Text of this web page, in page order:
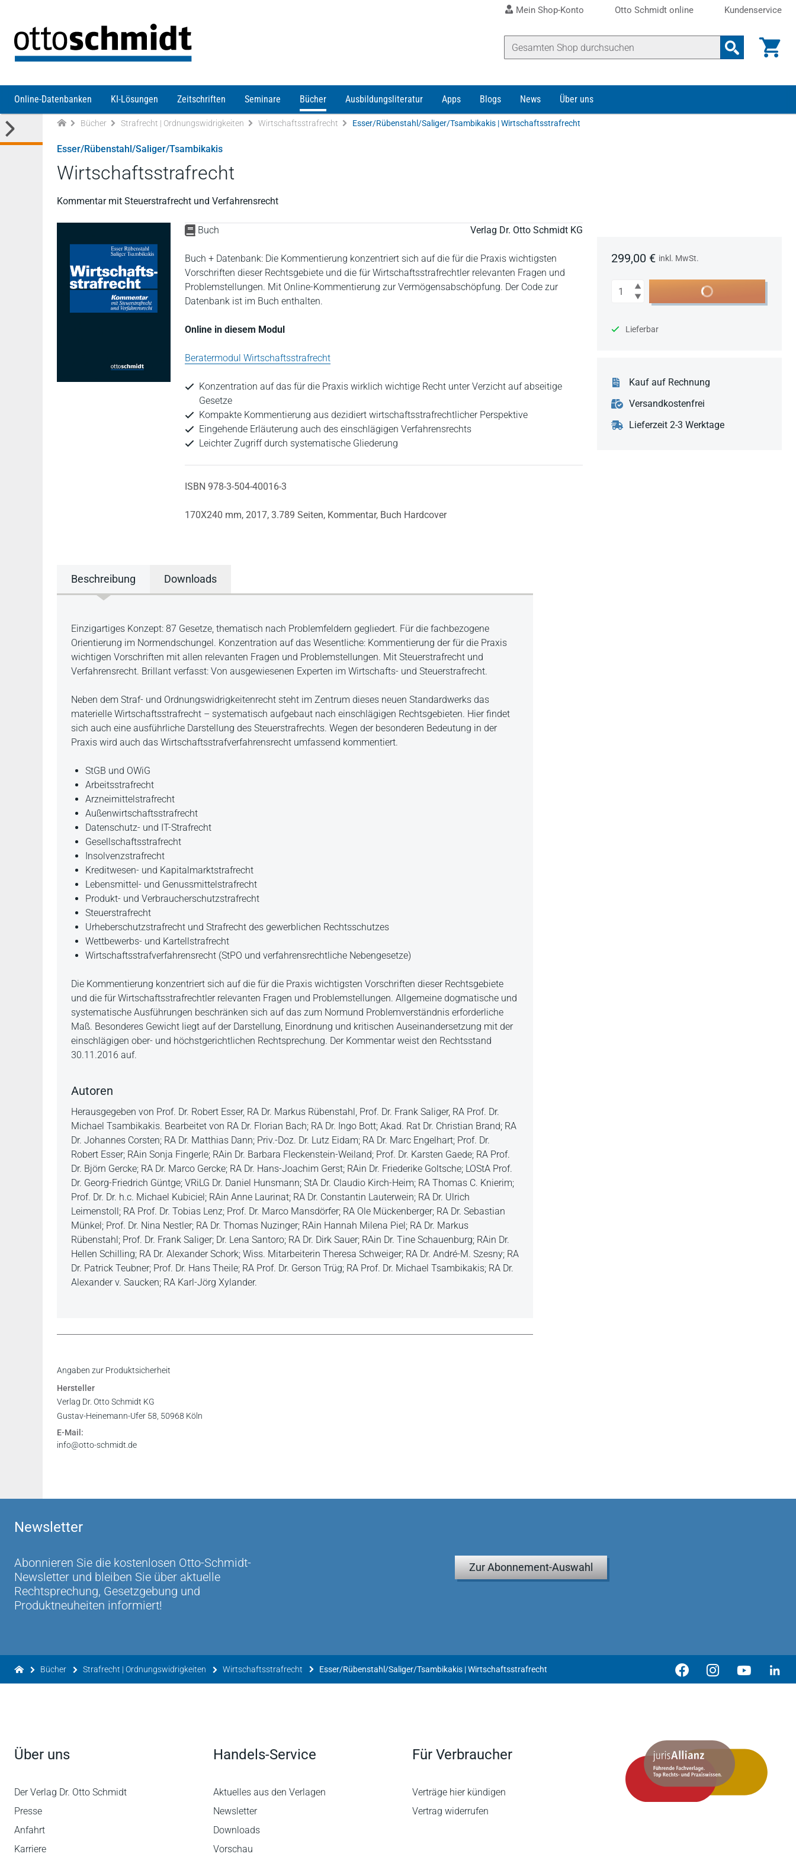
Mein Shop-Konto Otto Schmidt online Kundenservice
Online-Datenbanken KI-Lösungen Zeitschriften Seminare Bücher Ausbildungsliteratur Apps Blogs News Über uns
Bücher Strafrecht | Ordnungswidrigkeiten Wirtschaftsstrafrecht Esser/Rübenstahl/Saliger/Tsambikakis | Wirtschaftsstrafrecht
Esser/Rübenstahl/Saliger/Tsambikakis
Wirtschaftsstrafrecht
Kommentar mit Steuerstrafrecht und Verfahrensrecht
Buch Verlag Dr. Otto Schmidt KG
Buch + Datenbank: Die Kommentierung konzentriert sich auf die für die Praxis wichtigsten
Vorschriften dieser Rechtsgebiete und die für Wirtschaftsstrafrechtler relevanten Fragen und
Problemstellungen. Mit Online-Kommentierung zur Vermögensabschöpfung. Der Code zur
Datenbank ist im Buch enthalten.
Online in diesem Modul
Beratermodul Wirtschaftsstrafrecht
Konzentration auf das für die Praxis wirklich wichtige Recht unter Verzicht auf abseitige
Gesetze
Kompakte Kommentierung aus dezidiert wirtschaftsstrafrechtlicher Perspektive
Eingehende Erläuterung auch des einschlägigen Verfahrensrechts
Leichter Zugriff durch systematische Gliederung
ISBN 978-3-504-40016-3
170X240 mm, 2017, 3.789 Seiten, Kommentar, Buch Hardcover
299,00 € inkl. MwSt.
Anzahl In den Warenkorb
Lieferbar
Kauf auf Rechnung
Versandkostenfrei
Lieferzeit 2-3 Werktage
Beschreibung Downloads
Beschreibung
Einzigartiges Konzept: 87 Gesetze, thematisch nach Problemfeldern gegliedert. Für die fachbezogene
Orientierung im Normendschungel. Konzentration auf das Wesentliche: Kommentierung der für die Praxis
wichtigen Vorschriften mit allen relevanten Fragen und Problemstellungen. Mit Steuerstrafrecht und
Verfahrensrecht. Brillant verfasst: Von ausgewiesenen Experten im Wirtschafts- und Steuerstrafrecht.
Neben dem Straf- und Ordnungswidrigkeitenrecht steht im Zentrum dieses neuen Standardwerks das
materielle Wirtschaftsstrafrecht – systematisch aufgebaut nach einschlägigen Rechtsgebieten. Hier findet
sich auch eine ausführliche Darstellung des Steuerstrafrechts. Wegen der besonderen Bedeutung in der
Praxis wird auch das Wirtschaftsstrafverfahrensrecht umfassend kommentiert.
StGB und OWiG
Arbeitsstrafrecht
Arzneimittelstrafrecht
Außenwirtschaftsstrafrecht
Datenschutz- und IT-Strafrecht
Gesellschaftsstrafrecht
Insolvenzstrafrecht
Kreditwesen- und Kapitalmarktstrafrecht
Lebensmittel- und Genussmittelstrafrecht
Produkt- und Verbraucherschutzstrafrecht
Steuerstrafrecht
Urheberschutzstrafrecht und Strafrecht des gewerblichen Rechtsschutzes
Wettbewerbs- und Kartellstrafrecht
Wirtschaftsstrafverfahrensrecht (StPO und verfahrensrechtliche Nebengesetze)
Die Kommentierung konzentriert sich auf die für die Praxis wichtigsten Vorschriften dieser Rechtsgebiete
und die für Wirtschaftsstrafrechtler relevanten Fragen und Problemstellungen. Allgemeine dogmatische und
systematische Ausführungen beschränken sich auf das zum Normund Problemverständnis erforderliche
Maß. Besonderes Gewicht liegt auf der Darstellung, Einordnung und kritischen Auseinandersetzung mit der
einschlägigen ober- und höchstgerichtlichen Rechtsprechung. Der Kommentar weist den Rechtsstand
30.11.2016 auf.
Autoren
Herausgegeben von Prof. Dr. Robert Esser, RA Dr. Markus Rübenstahl, Prof. Dr. Frank Saliger, RA Prof. Dr.
Michael Tsambikakis. Bearbeitet von RA Dr. Florian Bach; RA Dr. Ingo Bott; Akad. Rat Dr. Christian Brand; RA
Dr. Johannes Corsten; RA Dr. Matthias Dann; Priv.-Doz. Dr. Lutz Eidam; RA Dr. Marc Engelhart; Prof. Dr.
Robert Esser; RAin Sonja Fingerle; RAin Dr. Barbara Fleckenstein-Weiland; Prof. Dr. Karsten Gaede; RA Prof.
Dr. Björn Gercke; RA Dr. Marco Gercke; RA Dr. Hans-Joachim Gerst; RAin Dr. Friederike Goltsche; LOStA Prof.
Dr. Georg-Friedrich Güntge; VRiLG Dr. Daniel Hunsmann; StA Dr. Claudio Kirch-Heim; RA Thomas C. Knierim;
Prof. Dr. Dr. h.c. Michael Kubiciel; RAin Anne Laurinat; RA Dr. Constantin Lauterwein; RA Dr. Ulrich
Leimenstoll; RA Prof. Dr. Tobias Lenz; Prof. Dr. Marco Mansdörfer; RA Ole Mückenberger; RA Dr. Sebastian
Münkel; Prof. Dr. Nina Nestler; RA Dr. Thomas Nuzinger; RAin Hannah Milena Piel; RA Dr. Markus
Rübenstahl; Prof. Dr. Frank Saliger; Dr. Lena Santoro; RA Dr. Dirk Sauer; RAin Dr. Tine Schauenburg; RAin Dr.
Hellen Schilling; RA Dr. Alexander Schork; Wiss. Mitarbeiterin Theresa Schweiger; RA Dr. André-M. Szesny; RA
Dr. Patrick Teubner; Prof. Dr. Hans Theile; RA Prof. Dr. Gerson Trüg; RA Prof. Dr. Michael Tsambikakis; RA Dr.
Alexander v. Saucken; RA Karl-Jörg Xylander.
Inhaltsverzeichnis
Vorwort
Leseprobe
Angaben zur Produktsicherheit
Hersteller
Verlag Dr. Otto Schmidt KG
Gustav-Heinemann-Ufer 58, 50968 Köln
E-Mail:
info@otto-schmidt.de
Newsletter
Abonnieren Sie die kostenlosen Otto-Schmidt-
Newsletter und bleiben Sie über aktuelle
Rechtsprechung, Gesetzgebung und
Produktneuheiten informiert!
Zur Abonnement-Auswahl
Bücher Strafrecht | Ordnungswidrigkeiten Wirtschaftsstrafrecht Esser/Rübenstahl/Saliger/Tsambikakis | Wirtschaftsstrafrecht
Über uns
Der Verlag Dr. Otto Schmidt
Presse
Anfahrt
Karriere
Handels-Service
Aktuelles aus den Verlagen
Newsletter
Downloads
Vorschau
Für Verbraucher
Verträge hier kündigen
Vertrag widerrufen